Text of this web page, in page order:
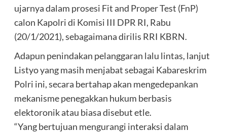
ujarnya dalam prosesi Fit and Proper Test (FnP)
calon Kapolri di Komisi III DPR RI, Rabu
(20/1/2021), sebagaimana dirilis RRI KBRN.
Adapun penindakan pelanggaran lalu lintas, lanjut
Listyo yang masih menjabat sebagai Kabareskrim
Polri ini, secara bertahap akan mengedepankan
mekanisme penegakkan hukum berbasis
elektoronik atau biasa disebut etle.
“Yang bertujuan mengurangi interaksi dalam